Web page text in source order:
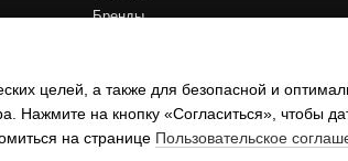
Бренды
целей, а также для безопасной и
Нажмите на кнопку «Согласиться», чтобы
на странице Пользовательское